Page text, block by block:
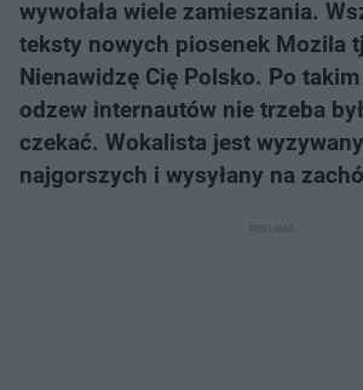
wywołała wiele zamieszania.
teksty nowych piosenek Mozila
Nienawidzę Cię Polsko. Po
odzew internautów nie trzeba
czekać. Wokalista jest
najgorszych i wysyłany na